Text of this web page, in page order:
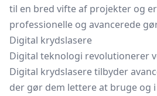
til en bred vifte af projekter og
professionelle og avancerede
Digital krydslasere
Digital teknologi revolutionerer
Digital krydslasere tilbyder
der gør dem lettere at bruge og